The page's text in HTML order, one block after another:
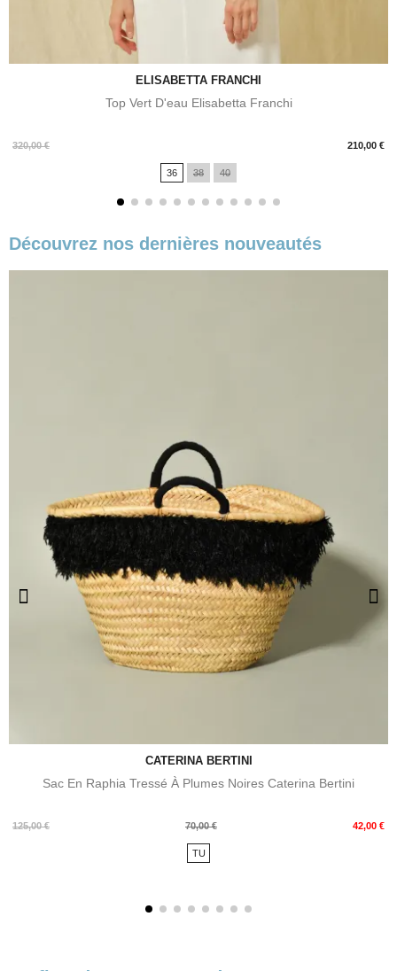
ELISABETTA FRANCHI
Top Vert D'eau Elisabetta Franchi
320,00 € 210,00 €
Prix
36 38 40
Découvrez nos dernières nouveautés
CATERINA BERTINI
Sac En Raphia Tressé À Plumes Noires Caterina Bertini
125,00 €
Prix
70,00 € 42,00 €
Prix
TU